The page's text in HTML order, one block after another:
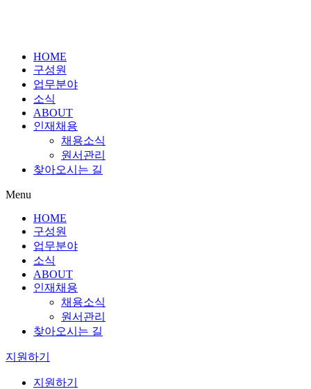
HOME
구성원
업무분야
소식
ABOUT
인재채용
채용소식
원서관리
찾아오시는 길
Menu
HOME
구성원
업무분야
소식
ABOUT
인재채용
채용소식
원서관리
찾아오시는 길
지원하기
지원하기